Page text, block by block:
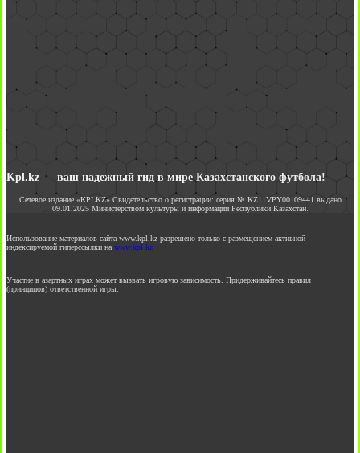
Kpl.kz — ваш надежный гид в мире Казахстанского футбола!
Сетевое издание «KPLKZ» Свидетельство о регистрации: серия № KZ11VPY00109441 выдано
09.01.2025 Министерством культуры и информации Республики Казахстан.
Использование материалов сайта www.kpl.kz разрешено только с размещением активной
индексируемой гиперссылки на www.kpl.kz
Участие в азартных играх может вызвать игровую зависимость. Придерживайтесь правил
(принципов) ответственной игры.